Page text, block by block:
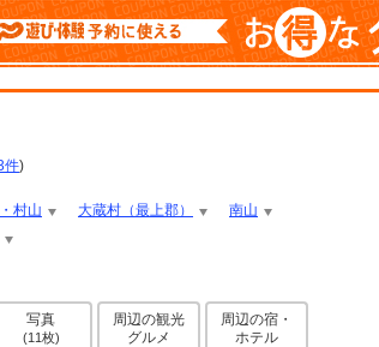
件)
村山 大蔵村（最上郡）
南山
写真
(11枚)
周辺の観光
グルメ
周辺の宿・
ホテル